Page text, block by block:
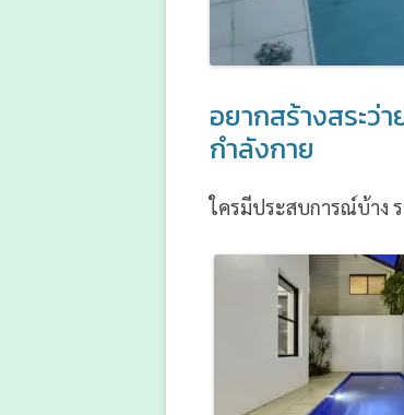
อยากสร้างสระว่
กำลังกาย
ใครมีประสบการณ์บ้าง